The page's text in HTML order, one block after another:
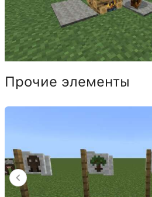
Прочие элементы